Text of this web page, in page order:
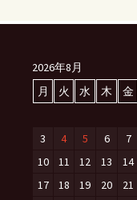
2026年8月
月
火 水 木 金
3
4 5 6 7
10
11 12 13 14
17
18 19 20 21